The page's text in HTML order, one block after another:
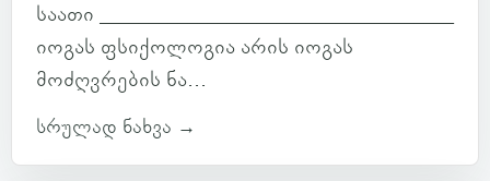
საათი ____________________________________
იოგას ფსიქოლოგია არის იოგას
მოძღვრების ნა...
სრულად ნახვა →